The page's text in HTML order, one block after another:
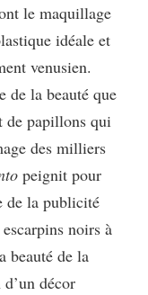
le maquillage
idéale et
venusien.
de la beauté que
de papillons qui
des milliers
peignit pour
de la publicité
noirs à
beauté de la
décor